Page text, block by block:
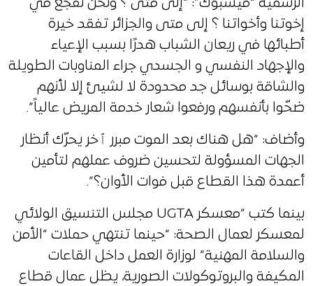
إخوتنا وأخواتنا ؟ إلى متى والجزائر تفقد خيرة
أطبائها في ريعان الشباب هدرًا بسبب الإعياء
والإجهاد النفسي و الجسدي جراء المناوبات الطويلة
والشاقة بوسائل جد محدودة لا لشيئ إلا لأنهم
ضحّوا بأنفسهم ورفعوا شعار خدمة المريض عالياً”.
وأضاف: “هل هناك بعد الموت مبرر ٱخر يحرّك أنظار
الجهات المسؤولة لتحسين ضروف عملهم لتأمين
أعمدة هذا القطاع قبل فوات الأوان؟”.
بينما كتب “معسكر UGTA مجلس التنسيق الولائي
لمعسكر لعمال الصحة: “حينما تنتهي حملات “الأمن
والسلامة المهنية” لوزارة العمل داخل القاعات
المكيفة والبروتوكولات الصورية، يظل عمال قطاع